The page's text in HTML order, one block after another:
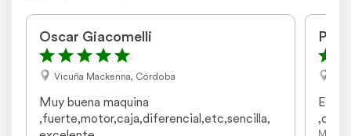
Oscar Giacomelli
Vicuña Mackenna, Córdoba
Muy buena maquina
,fuerte,motor,caja,diferencial,etc,sencilla,